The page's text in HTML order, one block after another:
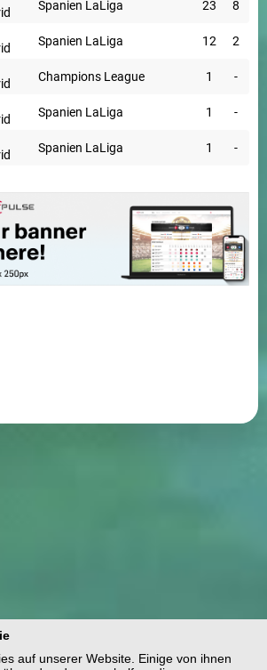
Spanien LaLiga 23 8
Spanien LaLiga 12 2
Champions League 1 -
Spanien LaLiga 1 -
Spanien LaLiga 1 -
auf unserer Website. Einige von ihnen